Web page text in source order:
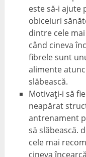
este să-i ajute
obiceiuri
dintre cele
când cineva
fibrele sunt
alimente
slăbească.
Motivați-i să
neapărat
antrenament
să slăbească.
cele mai
cineva